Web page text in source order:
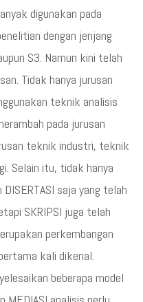
digunakan pada
dengan jenjang
S3. Namun kini telah
Tidak hanya jurusan
teknik analisis
pada jurusan
teknik industri, teknik
Selain itu, tidak hanya
saja yang telah
SKRIPSI juga telah
perkembangan
kali dikenal.
beberapa model